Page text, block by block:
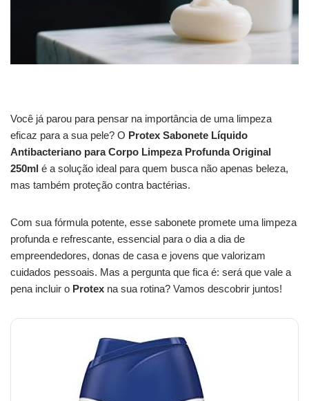
Você já parou para pensar na importância de uma limpeza
eficaz para a sua pele? O Protex Sabonete Líquido
Antibacteriano para Corpo Limpeza Profunda Original
250ml é a solução ideal para quem busca não apenas beleza,
mas também proteção contra bactérias.
Com sua fórmula potente, esse sabonete promete uma limpeza
profunda e refrescante, essencial para o dia a dia de
empreendedores, donas de casa e jovens que valorizam
cuidados pessoais. Mas a pergunta que fica é: será que vale a
pena incluir o Protex na sua rotina? Vamos descobrir juntos!